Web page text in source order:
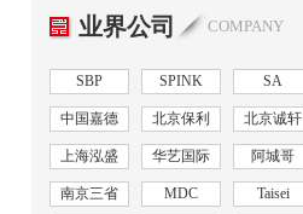
业界公司 COMPANY
SBP SPINK SA
中国嘉德 北京保利 北京诚轩
上海泓盛 华艺国际 阿城哥
南京三省 MDC Taisei